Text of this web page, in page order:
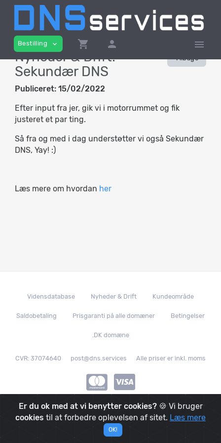
Bestilling expand_more shopping_cart person menu
Tilbage
Nyheder & Drift:
Sekundær DNS
Publiceret: 15/02/2022
Efter input fra jer, gik vi i motorrummet og fik
justeret et par ting.
Så fra og med i dag understøtter vi også Sekundær
DNS, Yay! :)
Læs mere om hvordan her
Vidensdatabase Nyheder & Drift Kundeområde
Saldobetaling Prisgaranti på alle domæner Betingelser
.DK domæne
CVR: 37074640 post@dns.services Alle priser er inkl. moms
© 2019 - 2026 | DNS.services | We made it with in Denmark
And it's powered by
Er du ok med at vi benytter cookies?🍪 Vi bruger
cookies til at forbedre oplevelsen af sitet. Læs mere
OK!